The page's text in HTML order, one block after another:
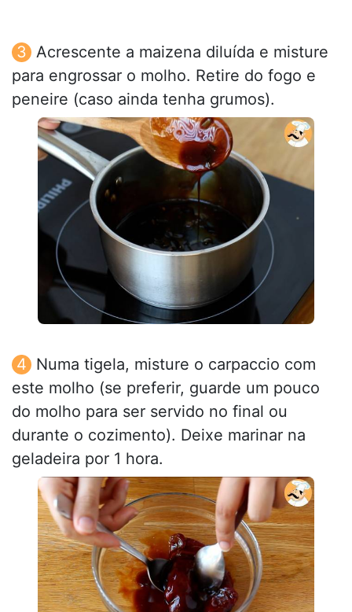
Acrescente a maizena diluída e misture
para engrossar o molho. Retire do fogo e
peneire (caso ainda tenha grumos).
Numa tigela, misture o carpaccio com
este molho (se preferir, guarde um pouco
do molho para ser servido no final ou
durante o cozimento). Deixe marinar na
geladeira por 1 hora.